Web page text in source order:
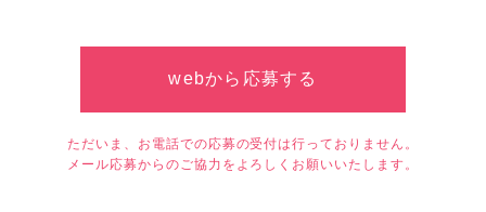
webから応募する
ただいま、お電話での応募の受付は行っておりません。
メール応募からのご協力をよろしくお願いいたします。